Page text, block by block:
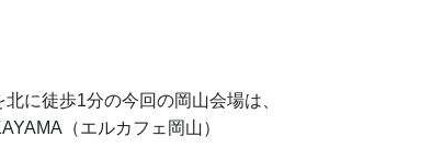
に徒歩1分の今回の岡山会場は、
（エルカフェ岡山）